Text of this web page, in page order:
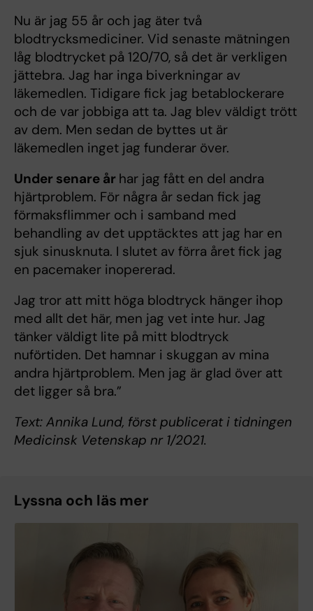
Nu är jag 55 år och jag äter två
blodtrycksmediciner. Vid senaste mätningen
låg blodtrycket på 120/70, så det är verkligen
jättebra. Jag har inga biverkningar av
läkemedlen. Tidigare fick jag betablockerare
och de var jobbiga att ta. Jag blev väldigt trött
av dem. Men sedan de byttes ut är
läkemedlen inget jag funderar över.
Under senare år har jag fått en del andra
hjärtproblem. För några år sedan fick jag
förmaksflimmer och i samband med
behandling av det upptäcktes att jag har en
sjuk sinusknuta. I slutet av förra året fick jag
en pacemaker inopererad.
Jag tror att mitt höga blodtryck hänger ihop
med allt det här, men jag vet inte hur. Jag
tänker väldigt lite på mitt blodtryck
nuförtiden. Det hamnar i skuggan av mina
andra hjärtproblem. Men jag är glad över att
det ligger så bra.”
Text: Annika Lund, först publicerat i tidningen
Medicinsk Vetenskap nr 1/2021.
Lyssna och läs mer